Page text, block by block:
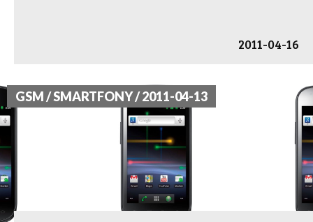
2011-04-16
GSM / SMARTFONY / 2011-04-13